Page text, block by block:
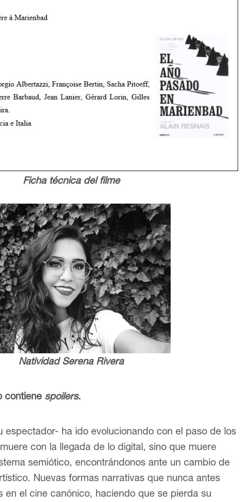
Ficha técnica del filme
Natividad Serena Rivera
contiene spoilers.
espectador- ha ido evolucionando con el paso de los
con la llegada de lo digital, sino que muere
semiótico, encontrándonos ante un cambio de
Nuevas formas narrativas que nunca antes
en el cine canónico, haciendo que se pierda su